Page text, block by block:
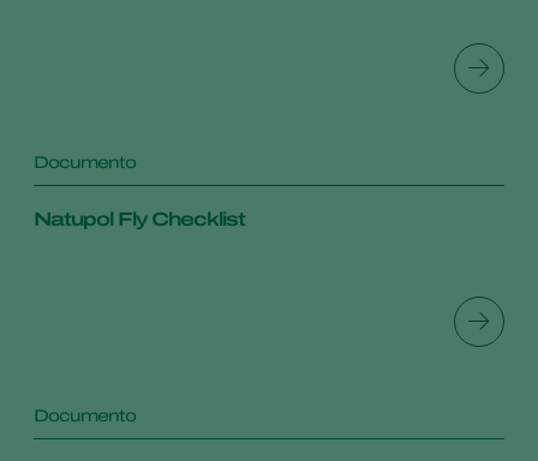
Documento
Natupol Fly Checklist
Documento